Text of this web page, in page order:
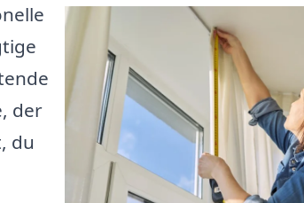
der
du